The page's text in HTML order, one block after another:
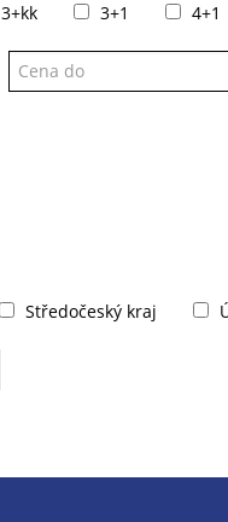
3+kk 3+1 4+1
Středočeský kraj